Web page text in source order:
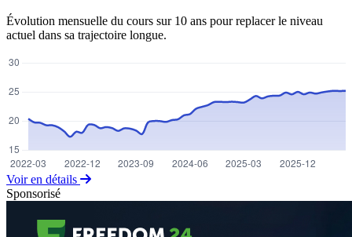
Évolution mensuelle du cours sur 10 ans pour replacer le niveau
actuel dans sa trajectoire longue.
Voir en détails
Sponsorisé